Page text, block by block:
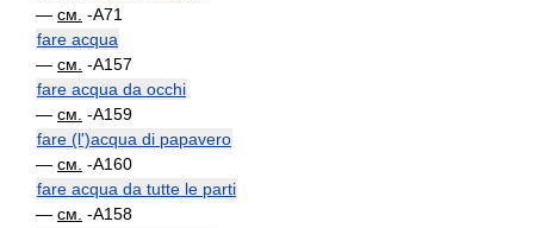
— см. -A71
fare acqua
— см. -A157
fare acqua da occhi
— см. -A159
fare (l')acqua di papavero
— см. -A160
fare acqua da tutte le parti
— см. -A158